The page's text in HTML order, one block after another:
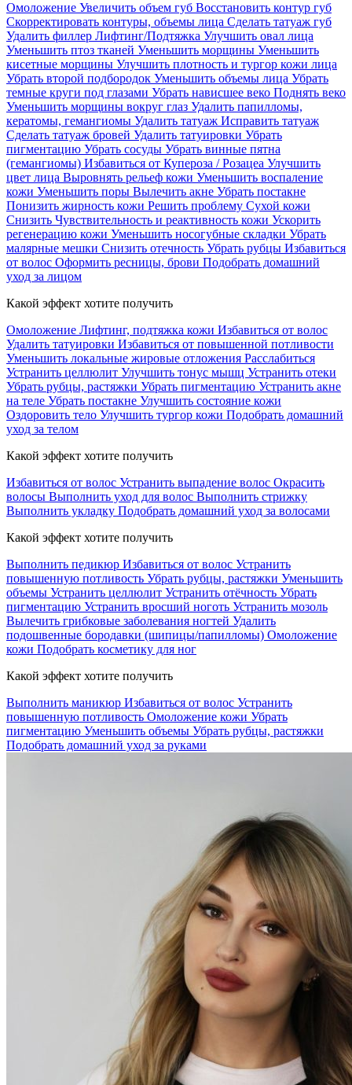
Омоложение Увеличить объем губ Восстановить контур губ
Скорректировать контуры, объемы лица Сделать татуаж губ
Удалить филлер Лифтинг/Подтяжка Улучшить овал лица
Уменьшить птоз тканей Уменьшить морщины Уменьшить
кисетные морщины Улучшить плотность и тургор кожи лица
Убрать второй подбородок Уменьшить объемы лица Убрать
темные круги под глазами Убрать нависшее веко Поднять веко
Уменьшить морщины вокруг глаз Удалить папилломы,
кератомы, гемангиомы Удалить татуаж Исправить татуаж
Сделать татуаж бровей Удалить татуировки Убрать
пигментацию Убрать сосуды Убрать винные пятна
(гемангиомы) Избавиться от Купероза / Розацеа Улучшить
цвет лица Выровнять рельеф кожи Уменьшить воспаление
кожи Уменьшить поры Вылечить акне Убрать постакне
Понизить жирность кожи Решить проблему Сухой кожи
Cнизить Чувствительность и реактивность кожи Ускорить
регенерацию кожи Уменьшить носогубные складки Убрать
малярные мешки Снизить отечность Убрать рубцы Избавиться
от волос Оформить ресницы, брови Подобрать домашний
уход за лицом
Какой эффект хотите получить
Омоложение Лифтинг, подтяжка кожи Избавиться от волос
Удалить татуировки Избавиться от повышенной потливости
Уменьшить локальные жировые отложения Расслабиться
Устранить целлюлит Улучшить тонус мышц Устранить отеки
Убрать рубцы, растяжки Убрать пигментацию Устранить акне
на теле Убрать постакне Улучшить состояние кожи
Оздоровить тело Улучшить тургор кожи Подобрать домашний
уход за телом
Какой эффект хотите получить
Избавиться от волос Устранить выпадение волос Окрасить
волосы Выполнить уход для волос Выполнить стрижку
Выполнить укладку Подобрать домашний уход за волосами
Какой эффект хотите получить
Выполнить педикюр Избавиться от волос Устранить
повышенную потливость Убрать рубцы, растяжки Уменьшить
объемы Устранить целлюлит Устранить отёчность Убрать
пигментацию Устранить вросший ноготь Устранить мозоль
Вылечить грибковые заболевания ногтей Удалить
подошвенные бородавки (шипицы/папилломы) Омоложение
кожи Подобрать косметику для ног
Какой эффект хотите получить
Выполнить маникюр Избавиться от волос Устранить
повышенную потливость Омоложение кожи Убрать
пигментацию Уменьшить объемы Убрать рубцы, растяжки
Подобрать домашний уход за руками